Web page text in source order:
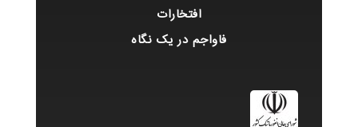
افتخارات
فاواجم در یک نگاه